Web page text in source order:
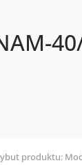
produktu: